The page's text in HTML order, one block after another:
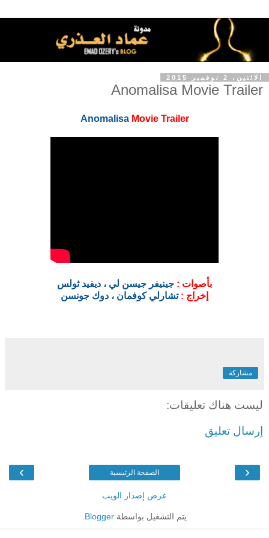
الاثنين، 2 نوفمبر 2015
Anomalisa Movie Trailer
Anomalisa Movie Trailer
بأصوات : جينيفر جيسن لي ، ديفيد ثولس
إخراج : تشارلي كوفمان ، دوك جونسن
مشاركة
ليست هناك تعليقات:
إرسال تعليق
‹
› الصفحة الرئيسية
عرض إصدار الويب
يتم التشغيل بواسطة Blogger